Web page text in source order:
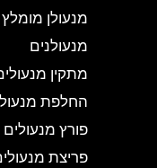
מנעולן מומלץ
מנעולנים
מתקין מנעולים
החלפת מנעולים
פורץ מנעולים
פריצת מנעולים